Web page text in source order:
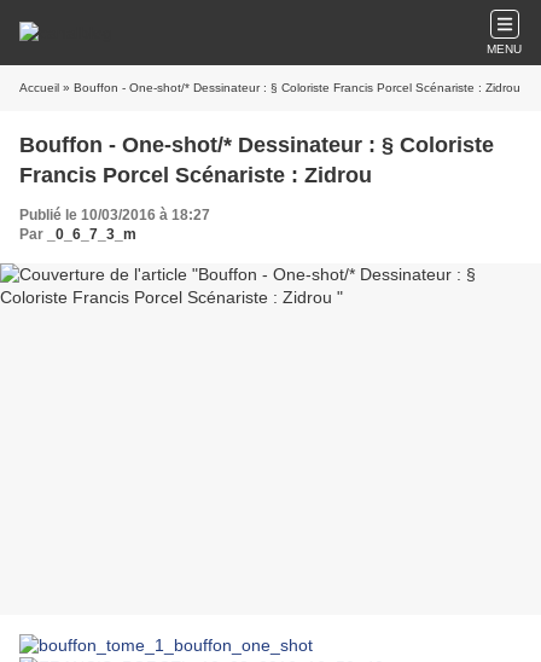
MENU
Accueil » Bouffon - One-shot/* Dessinateur : § Coloriste Francis Porcel Scénariste : Zidrou
Bouffon - One-shot/* Dessinateur : § Coloriste
Francis Porcel Scénariste : Zidrou
Publié le 10/03/2016 à 18:27
Par
_0_6_7_3_m